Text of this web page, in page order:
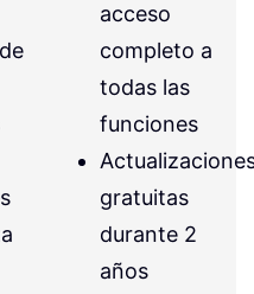
acceso
completo a
todas las
funciones
gratuitas
durante 2
años